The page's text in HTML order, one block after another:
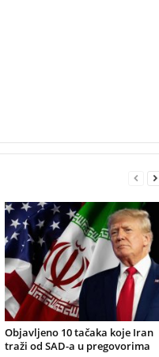
Objavljeno 10 tačaka koje Iran
traži od SAD-a u pregovorima